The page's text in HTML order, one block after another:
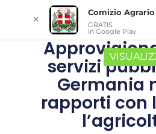
servizi
Germania
rapporti con
✕
Comizio Agrario
GRATIS
In Google Play